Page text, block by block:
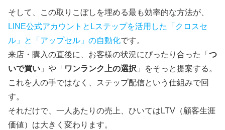
そして、この取りこぼしを埋める最も効率的な方法が、
LINE公式アカウントとLステップを活用した「クロスセ
ル」と「アップセル」の自動化です。
来店・購入の直後に、お客様の状況にぴったり合った「 つ
いで買い 」や「 ワンランク上の選択 」をそっと提案する。
これを人の手ではなく、ステップ配信という仕組みで回
す。
それだけで、一人あたりの売上、ひいてはLTV（顧客生涯
価値）は大きく変わります。